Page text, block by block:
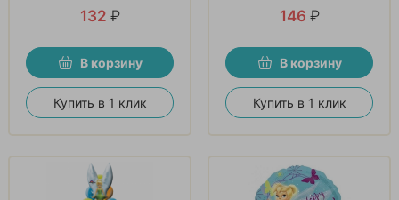
132 ₽
В корзину
Купить в 1 клик
146 ₽
В корзину
Купить в 1 клик